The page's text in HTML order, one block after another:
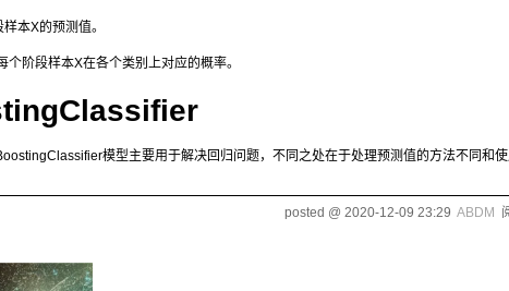
本X的预测值。
个阶段样本X在各个类别上对应的概率。
模型主要用于解决回归问题，不同之处在于处理预测值的方法不同和使
posted @ 2020-12-09 23:29 ABDM